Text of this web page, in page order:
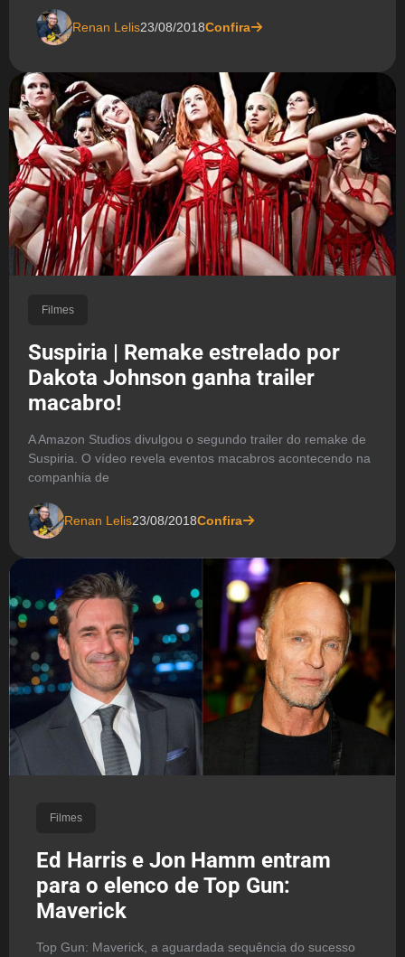
Renan Lelis23/08/2018Confira
Filmes
Suspiria | Remake estrelado por
Dakota Johnson ganha trailer
macabro!
A Amazon Studios divulgou o segundo trailer do remake de
Suspiria. O vídeo revela eventos macabros acontecendo na
companhia de
Renan Lelis23/08/2018Confira
Filmes
Ed Harris e Jon Hamm entram
para o elenco de Top Gun:
Maverick
Top Gun: Maverick, a aguardada sequência do sucesso